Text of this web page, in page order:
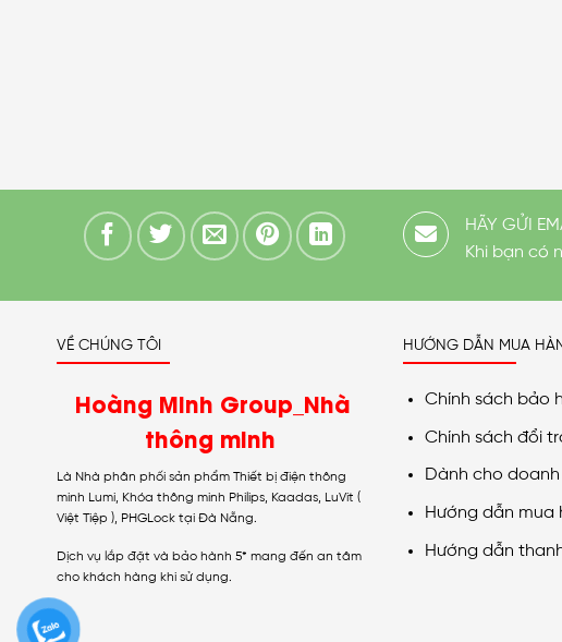
HÃY GỬI
Khi bạn có
VỀ CHÚNG TÔI
Hoàng Minh Group_Nhà
thông minh
Là Nhà phân phối sản phẩm Thiết bị điện thông
minh Lumi, Khóa thông minh Philips, Kaadas, LuVit (
Việt Tiệp ), PHGLock tại Đà Nẵng.
Dịch vụ lắp đặt và bảo hành 5* mang đến an tâm
cho khách hàng khi sử dụng.
HƯỚNG DẪN MUA
Chính sách bảo
Chính sách đổi
Dành cho
Hướng dẫn mua
Hướng dẫn